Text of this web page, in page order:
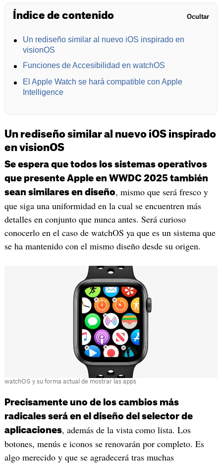
Índice de contenido Ocultar
Un rediseño similar al nuevo iOS inspirado en
visionOS
Funciones de Accesibilidad en watchOS
El Apple Watch se hará compatible con Apple
Intelligence
Un rediseño similar al nuevo iOS inspirado
en visionOS
Se espera que todos los sistemas operativos
que presente Apple en WWDC 2025 también
sean similares en diseño, mismo que será fresco y
que siga una uniformidad en la cual se encuentren más
detalles en conjunto que nunca antes. Será curioso
conocerlo en el caso de watchOS ya que es un sistema que
se ha mantenido con el mismo diseño desde su origen.
watchOS y su forma actual de mostrar las apps
Precisamente uno de los cambios más
radicales será en el diseño del selector de
aplicaciones, además de la vista como lista. Los
botones, menús e iconos se renovarán por completo. Es
algo merecido y que se agradecerá tras muchas